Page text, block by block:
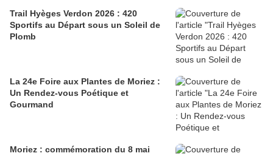
Trail Hyèges Verdon 2026 : 420
Sportifs au Départ sous un Soleil de
Plomb
La 24e Foire aux Plantes de Moriez :
Un Rendez-vous Poétique et
Gourmand
Moriez : commémoration du 8 mai